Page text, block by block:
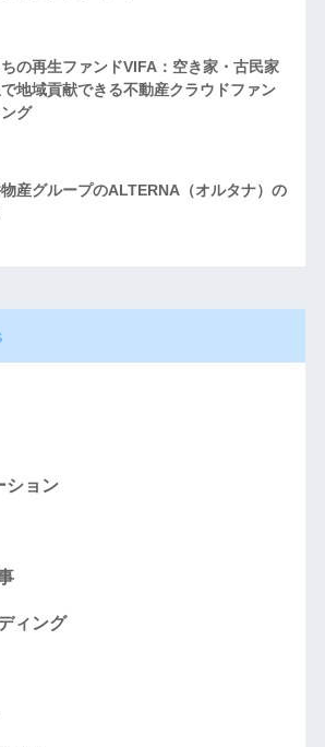
の再生ファンドVIFA：空き家・古民家
地域貢献できる不動産クラウドファン
グ
産グループのALTERNA（オルタナ）の
ション
ィング